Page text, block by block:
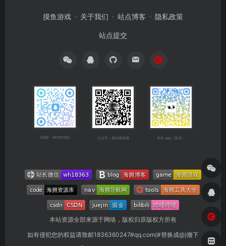
摸鱼游戏 关于我们 站点博客 隐私政策
站点提交
QQ群：682921902 公众号：微信搜海拥 本站 app（安卓）
本站资源全部来源于网络，版权归原版权方所有
如有侵犯您的权益请致邮1836360247#qq.com(#替换成@)撤下